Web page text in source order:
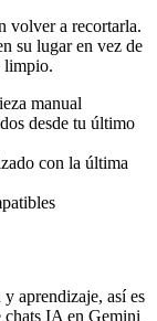
volver a recortarla.
su lugar en vez de
limpio.
manual
desde tu último
con la última
aprendizaje, así es
chats IA en Gemini